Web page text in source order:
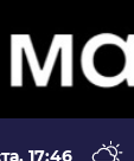
17:46